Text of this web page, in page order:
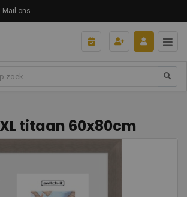
Mail ons
titaan 60x80cm